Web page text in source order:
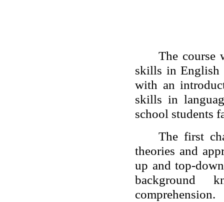
The course
skills in English
with an
skills in
school students
The first
theories and
up and top-
background
comprehension.